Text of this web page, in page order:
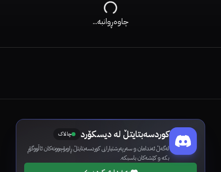
چاوەڕوانبە...
کوردسەبتایتڵ لە دیسکۆرد چالاک
لەگەڵ ئەندامان و سەرپەرشتیارانی کوردسەبتایتڵ ڕاوبۆچوونەکان ئاڵووگۆڕ
بکە و کێشەکان باسبکە.